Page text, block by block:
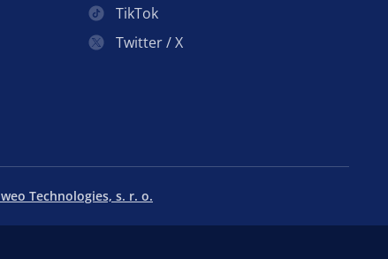
TikTok
Twitter / X
Technologies, s. r. o.